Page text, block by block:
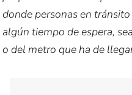
donde personas en
algún tiempo de espera,
o del metro que ha de